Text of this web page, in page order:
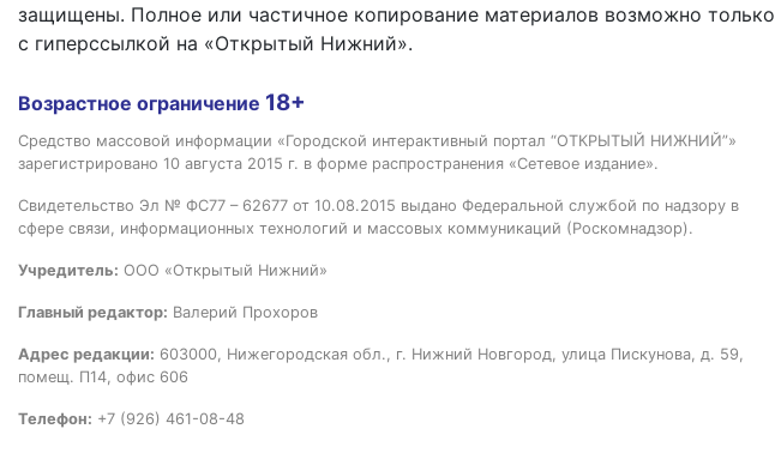
защищены. Полное или частичное копирование материалов возможно только
с гиперссылкой на «Открытый Нижний».
Возрастное ограничение 18+
Средство массовой информации «Городской интерактивный портал “ОТКРЫТЫЙ НИЖНИЙ”»
зарегистрировано 10 августа 2015 г. в форме распространения «Сетевое издание».
Свидетельство Эл № ФС77 – 62677 от 10.08.2015 выдано Федеральной службой по надзору в
сфере связи, информационных технологий и массовых коммуникаций (Роскомнадзор).
Учредитель: ООО «Открытый Нижний»
Главный редактор: Валерий Прохоров
Адрес редакции: 603000, Нижегородская обл., г. Нижний Новгород, улица Пискунова, д. 59,
помещ. П14, офис 606
Телефон: +7 (926) 461-08-48